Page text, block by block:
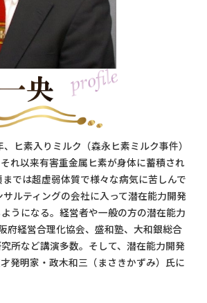
ヒ素入りミルク（森永ヒ素ミルク事件）
れ以来有害重金属ヒ素が身体に蓄積され
では超虚弱体質で様々な病気に苦しんで
サルティングの会社に入って潜在能力開発
うになる。経営者や一般の方の潜在能力
府経営合理化協会、盛和塾、大和銀総合
所など講演多数。そして、潜在能力開発
発明家・政木和三（まさきかずみ）氏に